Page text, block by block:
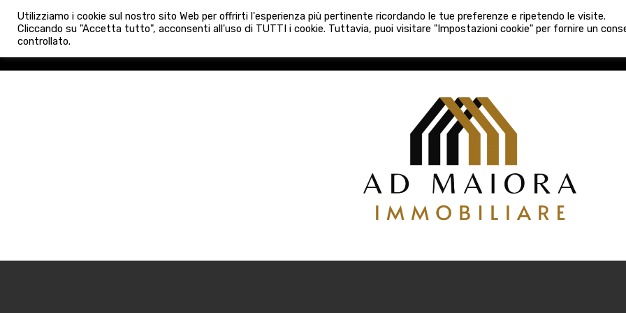
HOME AGENZIA NUOVE COSTRUZIONI VENDITA LOCAZIONI ATTIVITÀ
info@admaioraimmobiliare.it 080 3759025
Utilizziamo i cookie sul nostro sito Web per offrirti l'esperienza più pertinente ricordando le tue preferenze e ripetendo le visite.
Cliccando su "Accetta tutto", acconsenti all'uso di TUTTI i cookie. Tuttavia, puoi visitare "Impostazioni cookie" per fornire un
controllato.